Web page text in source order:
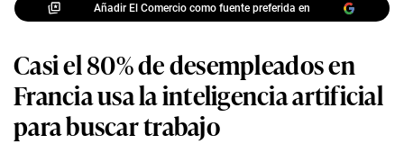
Añadir El Comercio como fuente preferida en
Casi el 80% de desempleados en
Francia usa la inteligencia artificial
para buscar trabajo